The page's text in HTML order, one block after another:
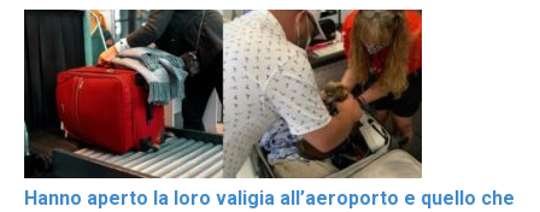
Hanno aperto la loro valigia all’aeroporto e quello che